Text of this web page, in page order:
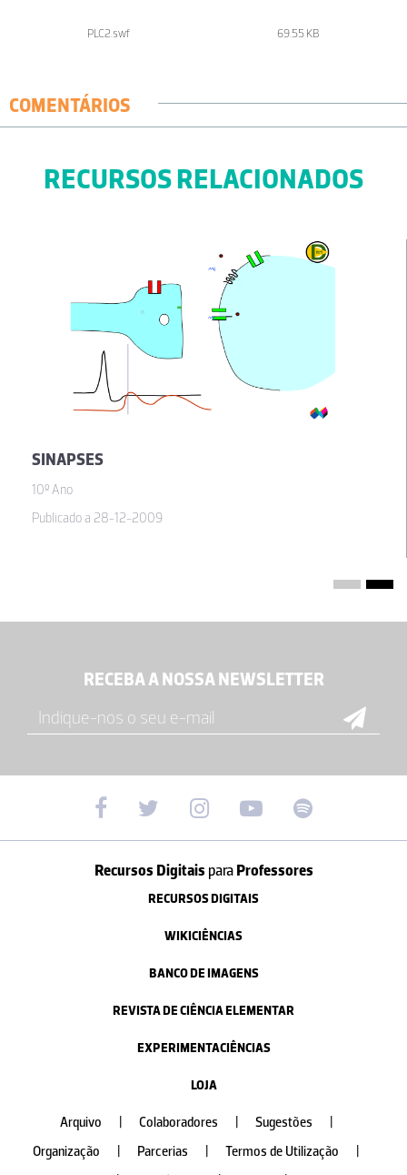
PLC2.swf 69.55 KB
COMENTÁRIOS
RECURSOS RELACIONADOS
SINAPSES
10º Ano
Publicado a 28-12-2009
RECEBA A NOSSA NEWSLETTER
Recursos Digitais paraProfessores
RECURSOS DIGITAIS
WIKICIÊNCIAS
BANCO DE IMAGENS
REVISTA DE CIÊNCIA ELEMENTAR
EXPERIMENTACIÊNCIAS
LOJA
Arquivo Colaboradores Sugestões
Organização
Parcerias Termos de Utilização